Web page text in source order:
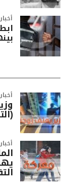
أخبار
أخبار
أخبار